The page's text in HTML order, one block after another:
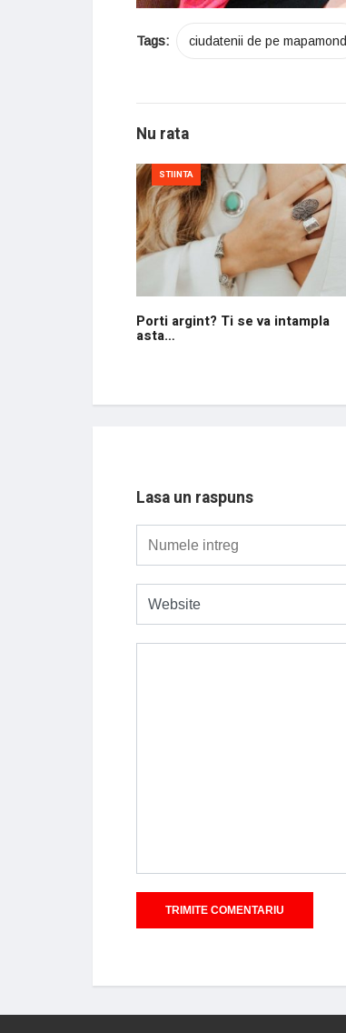
Tags: ciudatenii de pe mapamond
Nu rata
STIINTA
Porti argint? Ti se va intampla
asta…
Lasa un raspuns